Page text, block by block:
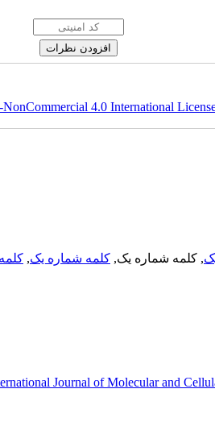
4.0 International
, کلمه شماره یک, کلمه شماره یک,
Journal of Molecular and